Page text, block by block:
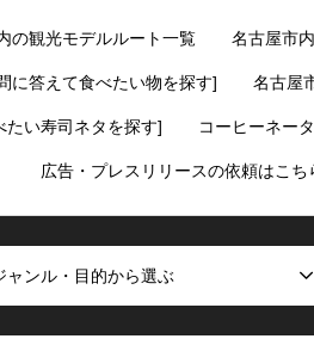
の観光モデルルート一覧 名古屋市
に答えて食べたい物を探す] 名古屋
たい寿司ネタを探す] コーヒーネー
広告・プレスリリースの依頼はこち
ャンル・目的から選ぶ